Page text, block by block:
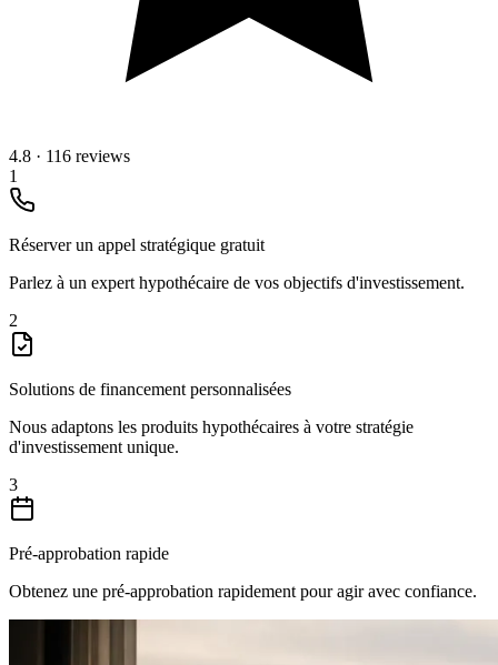
4.8 · 116 reviews
1
Réserver un appel stratégique gratuit
Parlez à un expert hypothécaire de vos objectifs d'investissement.
2
Solutions de financement personnalisées
Nous adaptons les produits hypothécaires à votre stratégie
d'investissement unique.
3
Pré-approbation rapide
Obtenez une pré-approbation rapidement pour agir avec confiance.